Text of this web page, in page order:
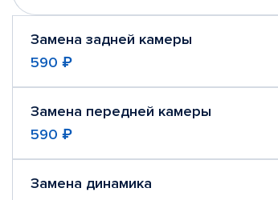
Замена задней камеры
590 ₽
Замена передней камеры
590 ₽
Замена динамика